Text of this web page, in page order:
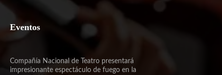
Eventos
Compañía Nacional de Teatro presentará
impresionante espectáculo de fuego en la